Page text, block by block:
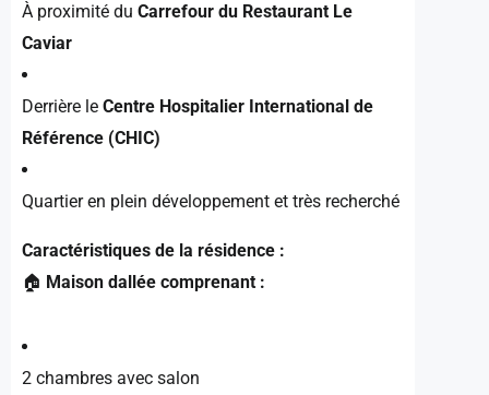
À proximité du Carrefour du Restaurant Le
Caviar
Derrière le Centre Hospitalier International de
Référence (CHIC)
Quartier en plein développement et très recherché
Caractéristiques de la résidence :
🏠 Maison dallée comprenant :
2 chambres avec salon